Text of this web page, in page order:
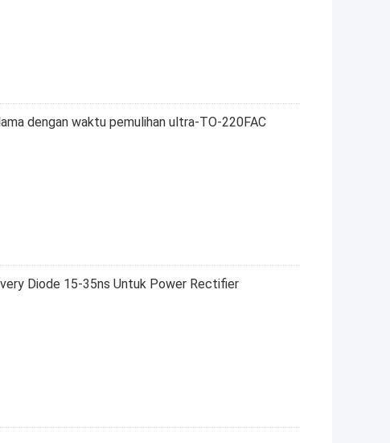
dengan waktu pemulihan ultra-TO-220FAC
Diode 15-35ns Untuk Power Rectifier